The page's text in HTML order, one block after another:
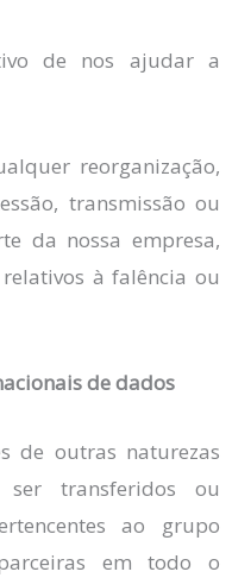
de nos ajudar a
reorganização,
transmissão ou
da nossa empresa,
à falência ou
de dados
de outras naturezas
transferidos ou
ao grupo
em todo o